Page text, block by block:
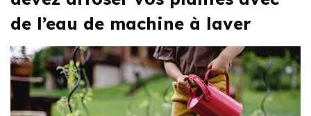
de l’eau de machine à laver